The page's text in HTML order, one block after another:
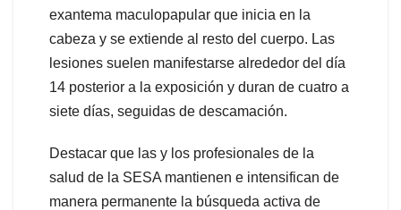
exantema maculopapular que inicia en la
cabeza y se extiende al resto del cuerpo. Las
lesiones suelen manifestarse alrededor del día
14 posterior a la exposición y duran de cuatro a
siete días, seguidas de descamación.
Destacar que las y los profesionales de la
salud de la SESA mantienen e intensifican de
manera permanente la búsqueda activa de